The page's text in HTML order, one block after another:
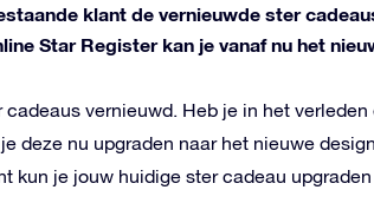
klant de vernieuwde ster
Star Register kan je vanaf nu het
vernieuwd. Heb je in het
deze nu upgraden naar het nieuwe
kun je jouw huidige ster cadeau